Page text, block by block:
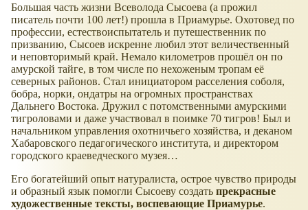
Большая часть жизни Всеволода Сысоева (а прожил
писатель почти 100 лет!) прошла в Приамурье. Охотовед по
профессии, естествоиспытатель и путешественник по
призванию, Сысоев искренне любил этот величественный
и неповторимый край. Немало километров прошёл он по
амурской тайге, в том числе по нехоженым тропам её
северных районов. Стал инициатором расселения соболя,
бобра, норки, ондатры на огромных пространствах
Дальнего Востока. Дружил с потомственными амурскими
тигроловами и даже участвовал в поимке 70 тигров! Был и
начальником управления охотничьего хозяйства, и деканом
Хабаровского педагогического института, и директором
городского краеведческого музея…
Его богатейший опыт натуралиста, острое чувство природы
и образный язык помогли Сысоеву создать прекрасные
художественные тексты, воспевающие Приамурье.